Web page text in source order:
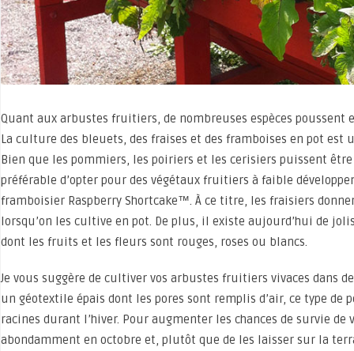
Quant aux arbustes fruitiers, de nombreuses espèces poussent
La culture des bleuets, des fraises et des framboises en pot est
Bien que les pommiers, les poiriers et les cerisiers puissent
préférable d’opter pour des végétaux fruitiers à faible
framboisier Raspberry Shortcake™. À ce titre, les fraisiers
lorsqu’on les cultive en pot. De plus, il existe aujourd’hui de
dont les fruits et les fleurs sont rouges, roses ou blancs.
Je vous suggère de cultiver vos arbustes fruitiers vivaces dans
un géotextile épais dont les pores sont remplis d’air, ce type
racines durant l’hiver. Pour augmenter les chances de survie
abondamment en octobre et, plutôt que de les laisser sur la